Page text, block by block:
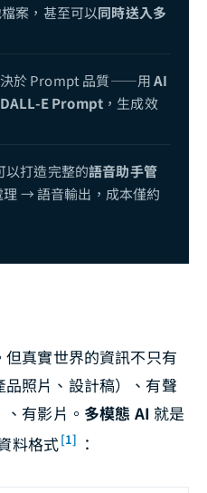
案，甚至可以同時送入多
決於 Prompt 品質——用AI
E Prompt ，生成效
以打造完整的語音助手管
→ 語音輸出，成本僅約
真實世界的資訊不只有
照片、設計稿）、有聲
有影片。 多模態 AI 就是
料格式[1] ：